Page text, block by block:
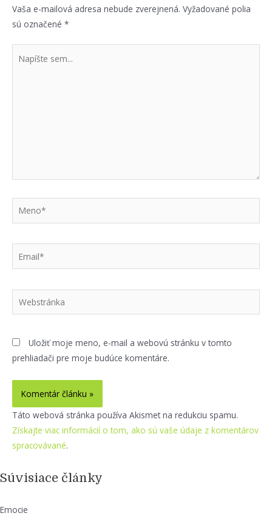
Vaša e-mailová adresa nebude zverejnená. Vyžadované polia
sú označené *
sem...
Meno*
Webstránka
Uložiť moje meno, e-mail a webovú stránku v tomto
prehliadači pre moje budúce komentáre.
Táto webová stránka používa Akismet na redukciu spamu.
Získajte viac informácií o tom, ako sú vaše údaje z komentárov
spracovávané.
Súvisiace články
Emocie